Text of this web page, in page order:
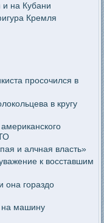
на Кубани
Кремля
просочился в
в кругу
и алчная власть»
к восставшим
она гораздо
на машину